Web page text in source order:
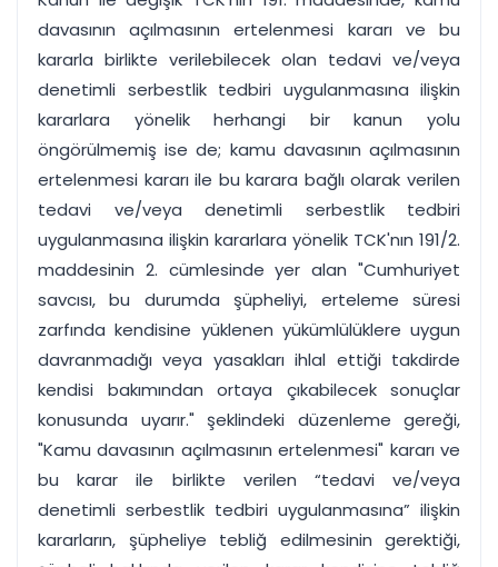
davasının açılmasının ertelenmesi kararı ve bu
kararla birlikte verilebilecek olan tedavi ve/veya
denetimli serbestlik tedbiri uygulanmasına ilişkin
kararlara yönelik herhangi bir kanun yolu
öngörülmemiş ise de; kamu davasının açılmasının
ertelenmesi kararı ile bu karara bağlı olarak verilen
tedavi ve/veya denetimli serbestlik tedbiri
uygulanmasına ilişkin kararlara yönelik TCK'nın 191/2.
maddesinin 2. cümlesinde yer alan "Cumhuriyet
savcısı, bu durumda şüpheliyi, erteleme süresi
zarfında kendisine yüklenen yükümlülüklere uygun
davranmadığı veya yasakları ihlal ettiği takdirde
kendisi bakımından ortaya çıkabilecek sonuçlar
konusunda uyarır." şeklindeki düzenleme gereği,
"Kamu davasının açılmasının ertelenmesi" kararı ve
bu karar ile birlikte verilen “tedavi ve/veya
denetimli serbestlik tedbiri uygulanmasına” ilişkin
kararların, şüpheliye tebliğ edilmesinin gerektiği,